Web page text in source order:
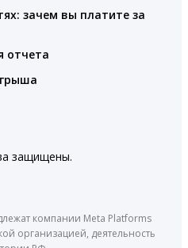
зачем вы платите за
отчета
защищены.
компании Meta Platforms
организацией, деятельность